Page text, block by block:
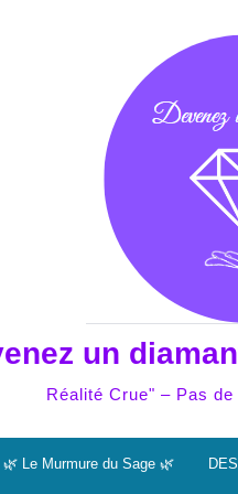
un
Réalité Crue" – Pas
🌿 Le Murmure du Sage 🌿